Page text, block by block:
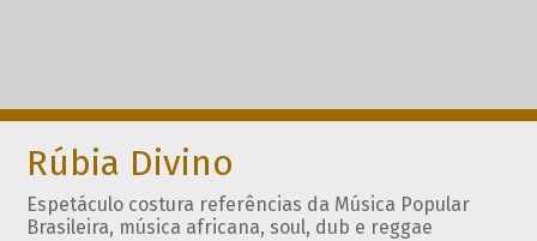
Rúbia Divino
Espetáculo costura referências da Música Popular
Brasileira, música africana, soul, dub e reggae